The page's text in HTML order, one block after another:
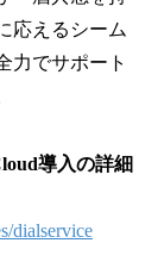
応えるシーム
力でサポート
導入の詳細
dialservice